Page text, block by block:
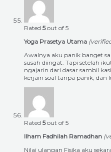
Rated 5out of 5
Yoga Prasetya Utama
Awalnya aku panik banget
susah diingat. Tapi setelah
ngajarin dari dasar sambil
kerjain soal tanpa panik, dan
Rated 5out of 5
Ilham Fadhilah Ramadhan
Nilai ulangan Fisika aku